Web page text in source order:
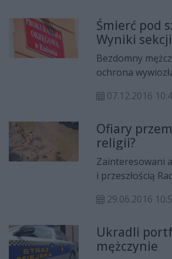
Śmierć pod
Wyniki sekcji
Bezdomny
ochrona
ustalił biegły.
07.12.2016
Ofiary
religii?
Zainteresowani
i przeszłością
fascynującym
Radomiu.
29.06.2016
Ukradli
mężczynie